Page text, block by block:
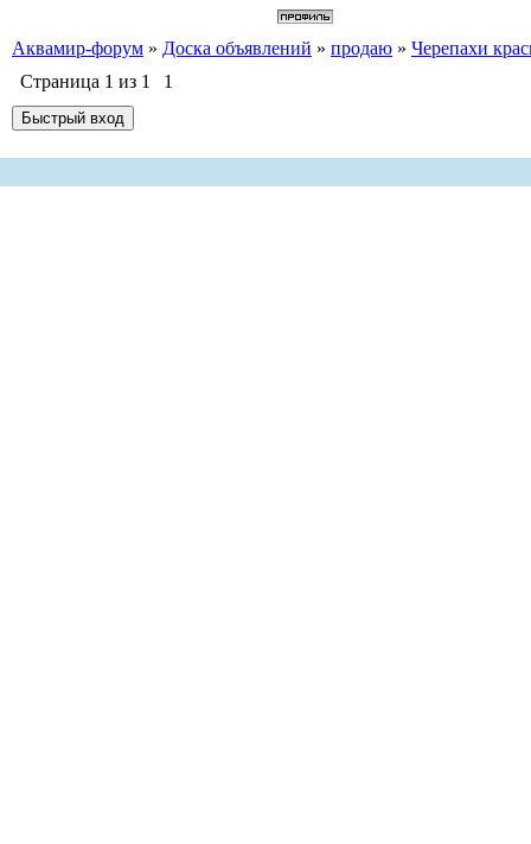
Аквамир-форум » Доска объявлений » продаю » Черепахи
Страница 1 из 1 1